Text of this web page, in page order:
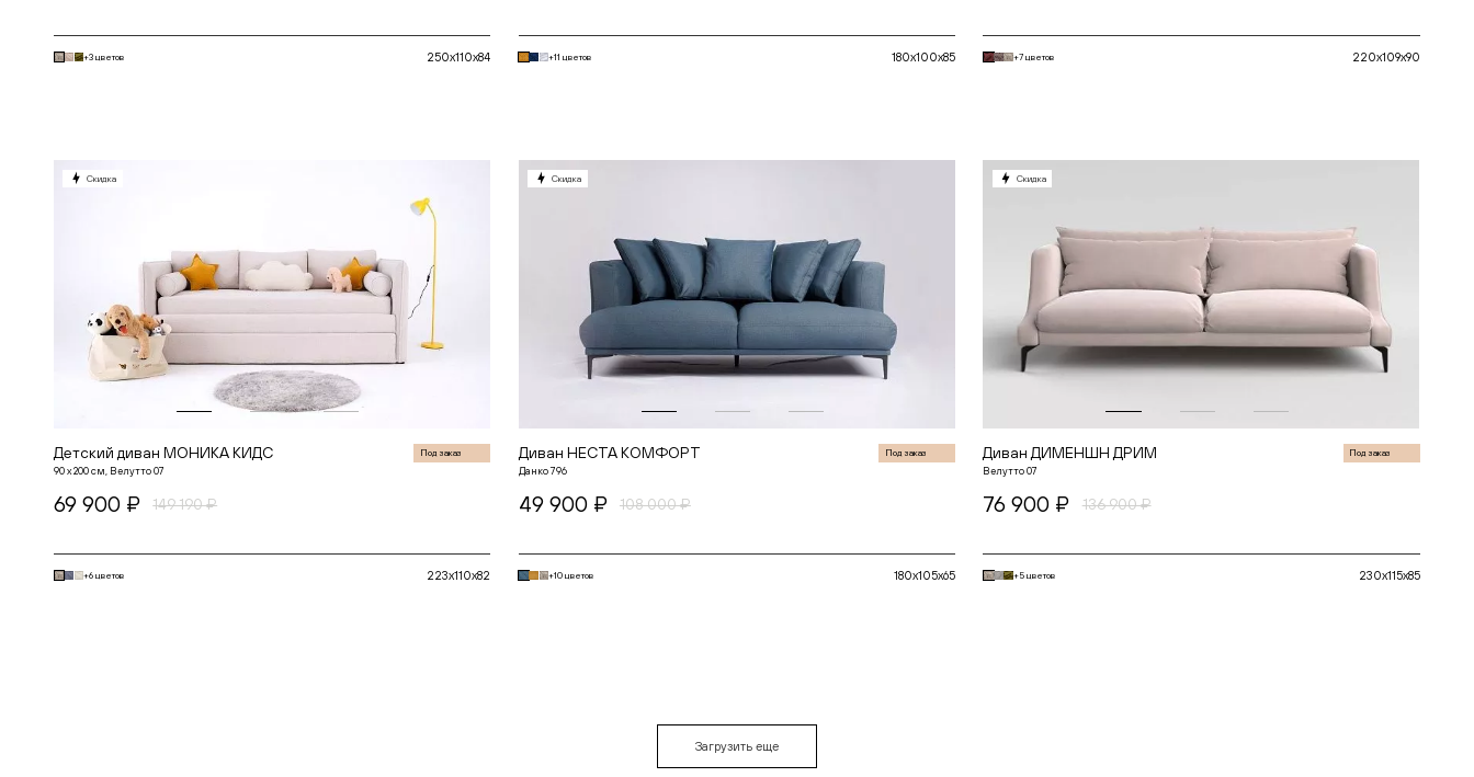
+3 цветов 250x110x84 +11 цветов 180x100x85 +7 цветов 220x109x90
Скидка
Детский диван МОНИКА КИДС Под заказ
90 х 200 см, Велутто 07
69 900 ₽ 149 190 ₽
+6 цветов 223x110x82
Скидка
Диван НЕСТА КОМФОРТ Под заказ
Данко 796
49 900 ₽ 108 000 ₽
+10 цветов 180x105x65
Скидка
Диван ДИМЕНШН ДРИМ Под заказ
Велутто 07
76 900 ₽ 136 900 ₽
+5 цветов 230x115x85
Загрузить еще